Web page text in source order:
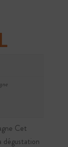
Cet
dégustation